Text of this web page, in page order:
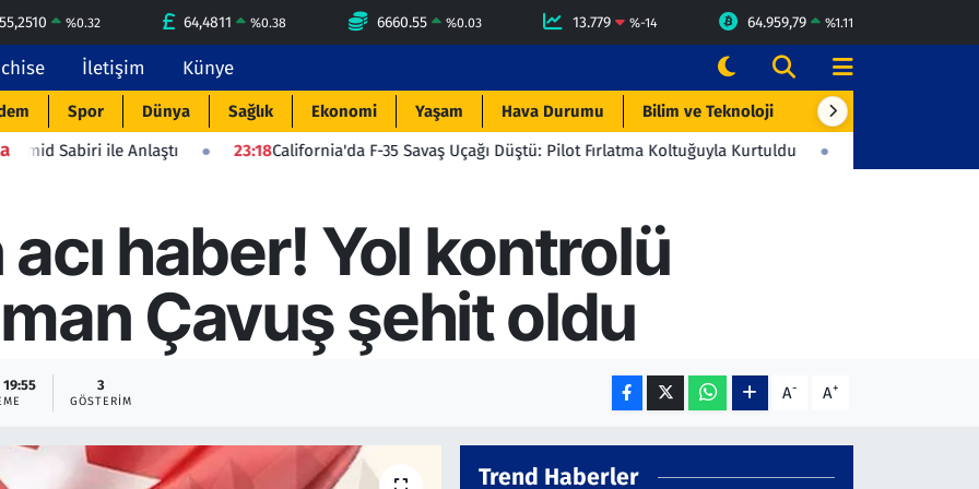
55,2510 %0.32 64,4811 %0.38 6660.55 %0.03 13.779 %-14 64.959,79 %1.11
İletişim Künye
Spor Dünya Sağlık Ekonomi Yaşam Hava Durumu Bilim ve Teknoloji Çevre & Doğa
ile Anlaştı 23:18 California'da F-35 Savaş Uçağı Düştü: Pilot Fırlatma Koltuğuyla Kurtuldu 23:06 Beşiktaş'tan
haber! Yol kontrolü
Çavuş şehit oldu
3
GÖSTERIM A- A+
Trend Haberler